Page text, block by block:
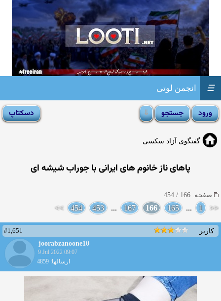
انجمن لوتی ☰
گفتگوی آزاد سکسی
پاهای ناز خانوم های ایرانی با جوراب شیشه ای
صفحه: 166 / 454
<<
1
...
165
166
167
...
453
454
>>
کاربر
#1,651
joorabzanoone10
9 Jul 2022 09:07
ارسالها: 4859